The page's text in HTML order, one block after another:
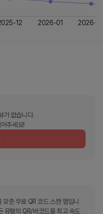
12 2026-01 2026-
가 없습니다.
주세요!
춘 무료 QR 코드 스캔 앱입니
유형의 QR/바코드를 최고 속도